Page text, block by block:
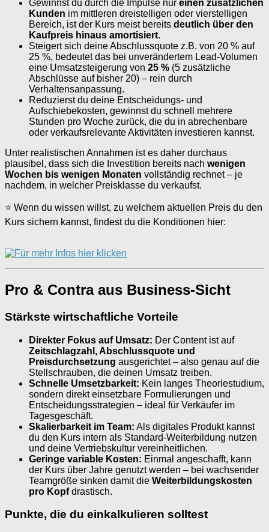
Gewinnst du durch die Impulse nur einen zusätzlichen
Kunden im mittleren dreistelligen oder vierstelligen
Bereich, ist der Kurs meist bereits deutlich über den
Kaufpreis hinaus amortisiert.
Steigert sich deine Abschlussquote z.B. von 20 % auf
25 %, bedeutet das bei unverändertem Lead-Volumen
eine Umsatzsteigerung von 25 % (5 zusätzliche
Abschlüsse auf bisher 20) – rein durch
Verhaltensanpassung.
Reduzierst du deine Entscheidungs- und
Aufschiebekosten, gewinnst du schnell mehrere
Stunden pro Woche zurück, die du in abrechenbare
oder verkaufsrelevante Aktivitäten investieren kannst.
Unter realistischen Annahmen ist es daher durchaus
plausibel, dass sich die Investition bereits nach wenigen
Wochen bis wenigen Monaten vollständig rechnet – je
nachdem, in welcher Preisklasse du verkaufst.
⭐ Wenn du wissen willst, zu welchem aktuellen Preis du den
Kurs sichern kannst, findest du die Konditionen hier:
Pro & Contra aus Business-Sicht
Stärkste wirtschaftliche Vorteile
Direkter Fokus auf Umsatz: Der Content ist auf
Zeitschlagzahl, Abschlussquote und
Preisdurchsetzung ausgerichtet – also genau auf die
Stellschrauben, die deinen Umsatz treiben.
Schnelle Umsetzbarkeit: Kein langes Theoriestudium,
sondern direkt einsetzbare Formulierungen und
Entscheidungsstrategien – ideal für Verkäufer im
Tagesgeschäft.
Skalierbarkeit im Team: Als digitales Produkt kannst
du den Kurs intern als Standard-Weiterbildung nutzen
und deine Vertriebskultur vereinheitlichen.
Geringe variable Kosten: Einmal angeschafft, kann
der Kurs über Jahre genutzt werden – bei wachsender
Teamgröße sinken damit die Weiterbildungskosten
pro Kopfdrastisch.
Punkte, die du einkalkulieren solltest